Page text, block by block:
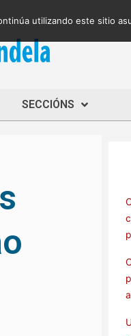
SECCIÓNS
utilizando este sitio